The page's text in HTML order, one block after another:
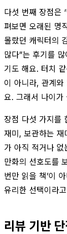
다섯 번째 장점은
펴보면 오래된 명
몰랐던 캐릭터의
많다”는 후기를
기도 해요. 터치
이 아니라, 관계
요. 그래서 나이가
장점 다섯 가지를
재미, 보관하는 재
가 아직 적거나 없
만화의 선호도를
번만 읽을 책’이
유리한 선택이라
리뷰 기반